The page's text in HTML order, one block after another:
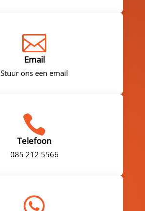

Email
Stuur ons een email

Telefoon
085 212 5566
